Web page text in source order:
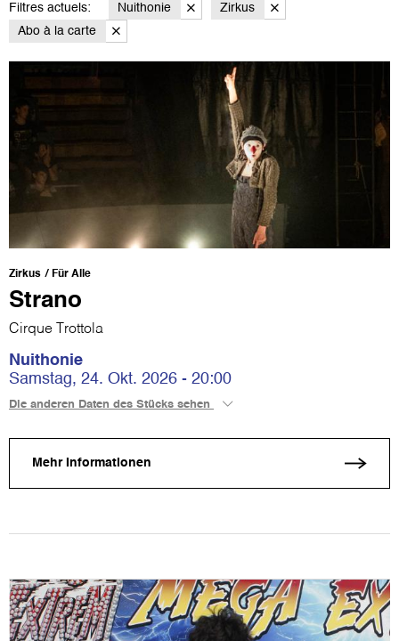
Filtres actuels: Nuithonie
Zirkus
Abo à la carte
Zirkus Für Alle
Strano
Cirque Trottola
Nuithonie
Samstag, 24. Okt. 2026 - 20:00
Die anderen Daten des Stücks sehen
Mehr Informationen